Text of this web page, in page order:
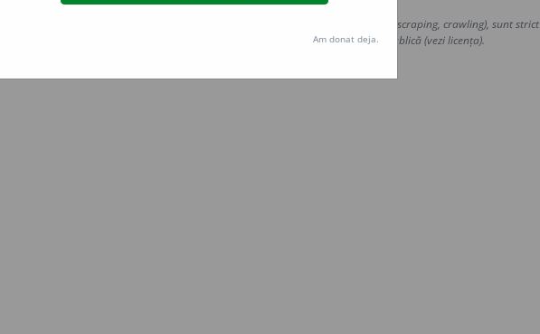
Copyright © 2004-2026 dexonline (https://dexonline.ro)
datelor de pe acest site, inclusiv prin orice metode de extragere automată (web scraping, crawling), sunt strict
nostru prealabil scris, cu excepția seturilor de date oferite oficial spre utilizare publică (vezi licența).
Am donat deja.